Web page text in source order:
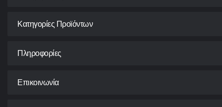
Κατηγορίες Προϊόντων
Πληροφορίες
Επικοινωνία